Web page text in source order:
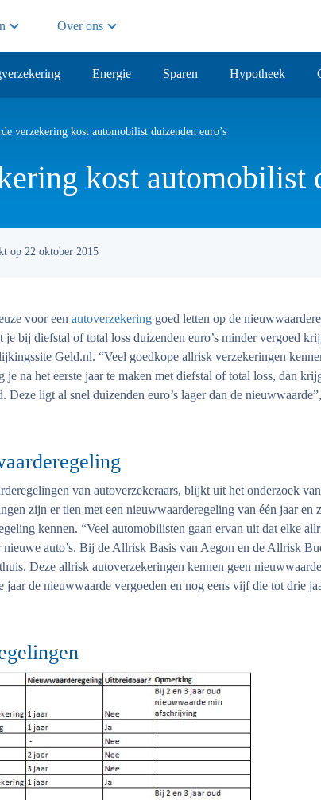
Over ons
Energie Sparen Hypotheek
verzekering kost automobilist duizenden euro’s
kost automobilist
op 22 oktober 2015
voor een autoverzekering goed letten op de
je bij diefstal of total loss duizenden euro’s minder vergoed
Geld.nl. “Veel goedkope allrisk verzekeringen
na het eerste jaar te maken met diefstal of total loss, dan
Deze ligt al snel duizenden euro’s lager dan de
van autoverzekeraars, blijkt uit het onderzoek
zijn er tien met een nieuwwaarderegeling van één jaar en
kennen. “Veel automobilisten gaan ervan uit dat elke
auto’s. Bij de Allrisk Basis van Aegon en de Allrisk
Deze allrisk autoverzekeringen kennen geen
de nieuwwaarde vergoeden en nog eens vijf die tot drie